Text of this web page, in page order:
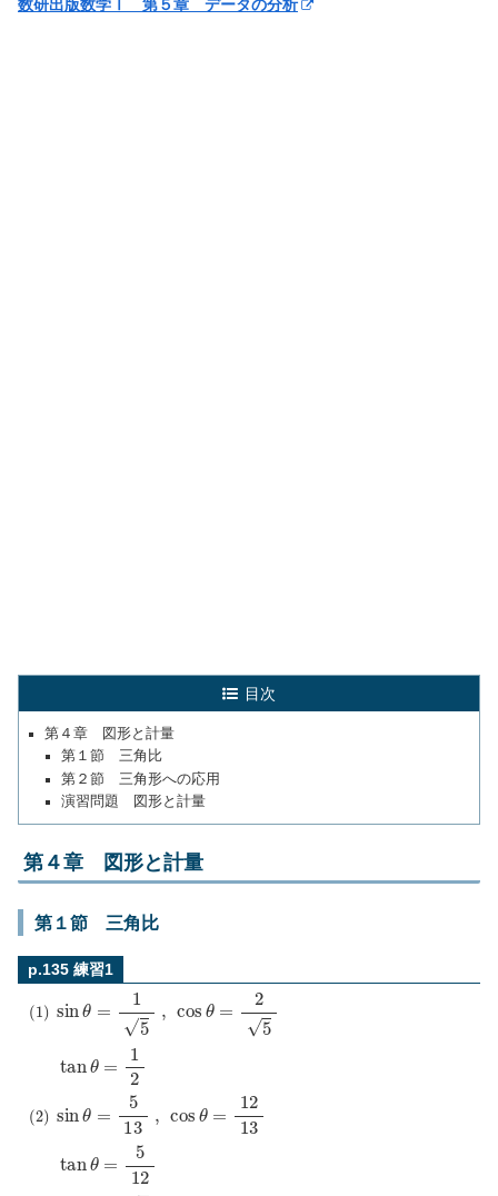
数研出版数学Ⅰ 第５章 データの分析
目次
第４章 図形と計量
第１節 三角比
第２節 三角形への応用
演習問題 図形と計量
第４章 図形と計量
第１節 三角比
p.135 練習1
( 1) sin θ , 5
tan θ=
( 2 sin θ 13 12
tan θ= 12